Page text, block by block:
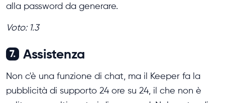
alla password da generare.
Voto: 1.3
7. Assistenza
Non c'è una funzione di chat, ma il Keeper fa la
pubblicità di supporto 24 ore su 24, il che non è